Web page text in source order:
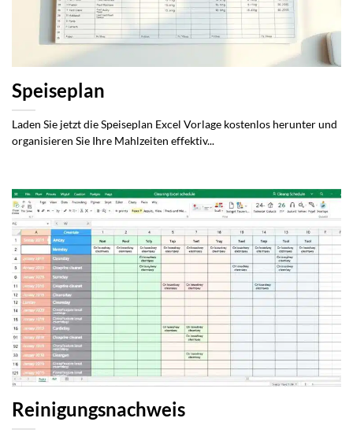
Speiseplan
Laden Sie jetzt die Speiseplan Excel Vorlage kostenlos herunter und
organisieren Sie Ihre Mahlzeiten effektiv...
Reinigungsnachweis